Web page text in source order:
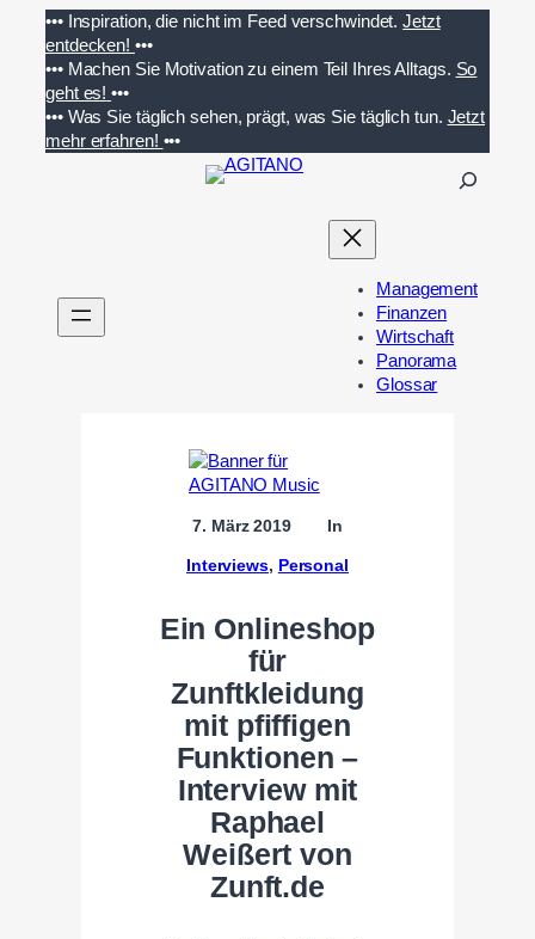
Inhalt
springen
••• Inspiration, die nicht im Feed verschwindet. Jetzt
entdecken! •••
••• Machen Sie Motivation zu einem Teil Ihres Alltags. So
geht es!•••
••• Was Sie täglich sehen, prägt, was Sie täglich tun. Jetzt
mehr erfahren! •••
n
Management
Finanzen
Wirtschaft
Panorama
Glossar
7. März 2019 In
Interviews, Personal
Ein Onlineshop
für
Zunftkleidung
mit pfiffigen
Funktionen –
Interview mit
Raphael
Weißert von
Zunft.de